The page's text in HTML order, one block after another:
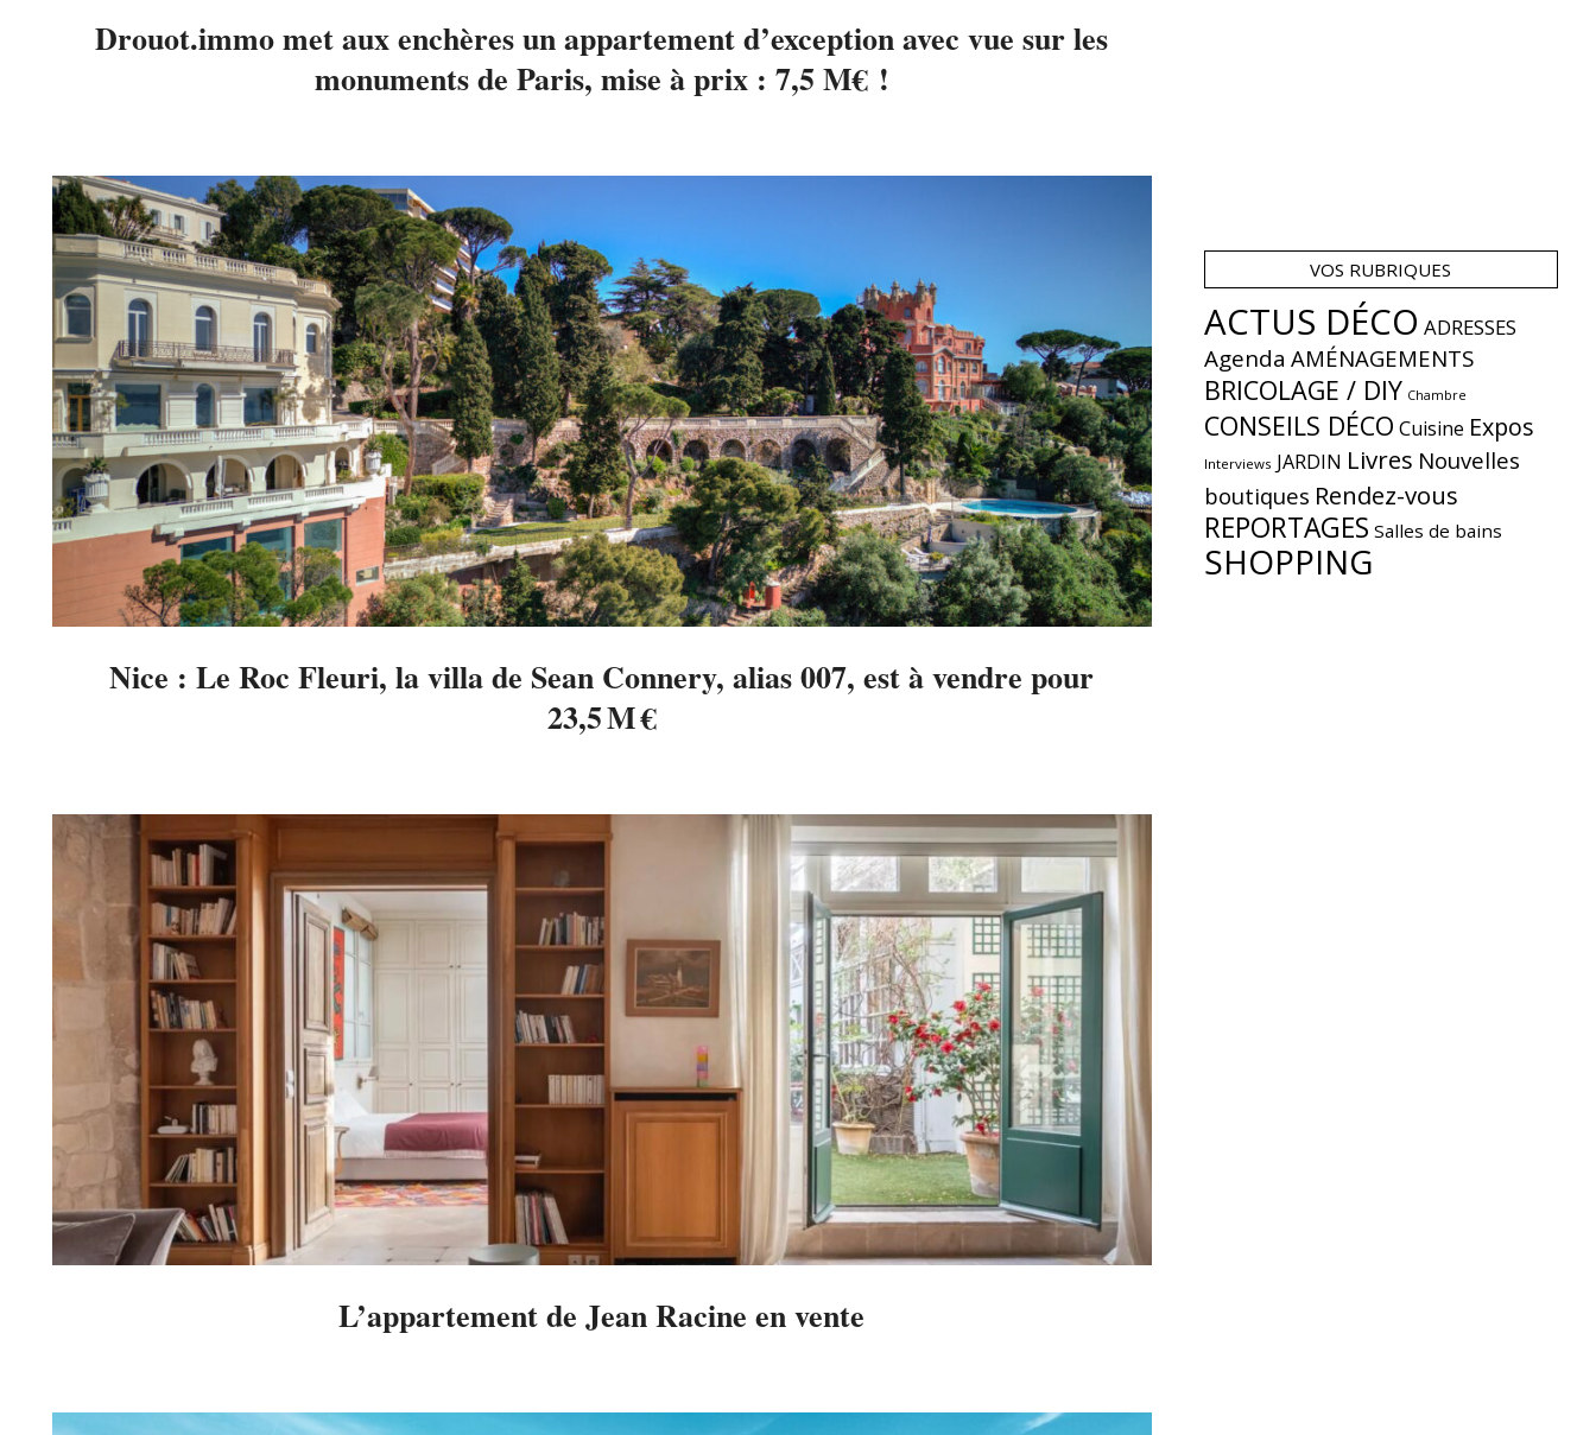
Drouot.immo met aux enchères un appartement d’exception avec vue sur les
monuments de Paris, mise à prix : 7,5 M€ !
04
Nice : Le Roc Fleuri, la villa de Sean Connery, alias 007, est à vendre pour
23,5 M €
19
L’appartement de Jean Racine en vente
15
VOS RUBRIQUES
ACTUS DÉCO ADRESSES
Agenda AMÉNAGEMENTS
BRICOLAGE / DIY Chambre
CONSEILS DÉCO Cuisine Expos
Interviews JARDIN Livres Nouvelles
boutiques Rendez-vous
REPORTAGES Salles de bains
SHOPPING